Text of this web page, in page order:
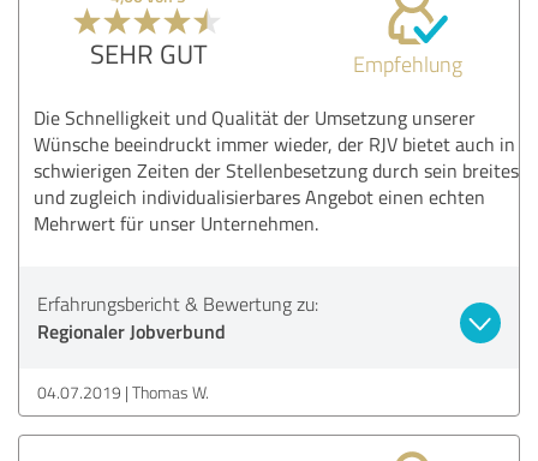
SEHR GUT Empfehlung
Die Schnelligkeit und Qualität der Umsetzung unserer
Wünsche beeindruckt immer wieder, der RJV bietet auch in
schwierigen Zeiten der Stellenbesetzung durch sein breites
und zugleich individualisierbares Angebot einen echten
Mehrwert für unser Unternehmen.
Erfahrungsbericht & Bewertung zu:
Regionaler Jobverbund
04.07.2019 Thomas W.